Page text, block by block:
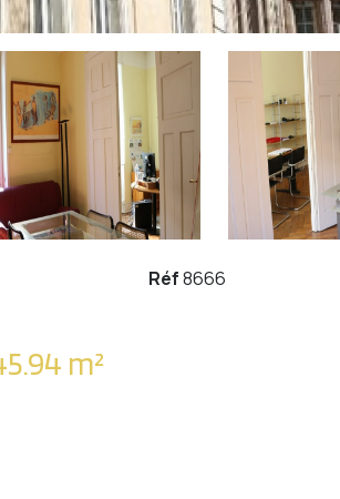
Appartement 6 pièce(s) 4 chambre(s) 145.94 m²
Réf8666